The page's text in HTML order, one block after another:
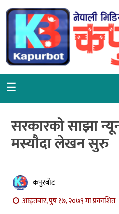
गृहपृष्ठ
समाचार
राजनीति
वरपर
शिक्षा
विचार
अन्तर्वार्ता
☰
सरकारको साझा
मस्यौदा लेखन सुरु
कपुरबोट
आइतबार, पुष १७, २०७९ मा प्रकाशित